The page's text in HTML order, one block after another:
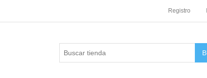
Registro